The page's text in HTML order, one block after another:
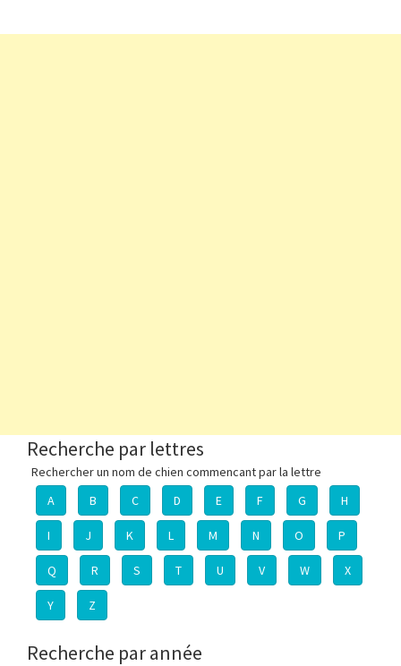
Recherche par lettres
Rechercher un nom de chien commencant par la lettre
A
B C D E F G H
I J K L M N O P
Q R S T U V W X
Y Z
Recherche par année